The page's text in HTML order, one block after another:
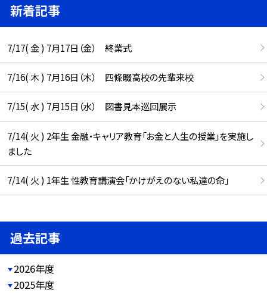
新着記事
7/17( 金 ) 7月17日（金） 終業式
7/16( 木 ) 7月16日（木） 四條畷高校の先輩来校
7/15( 水 ) 7月15日（水） 図書見本巡回展示
7/14( 火 ) 2年生 金融・キャリア教育「お金と人生の授業」を実施し
ました
7/14( 火 ) 1年生 性教育講演会「かけがえのない私達の命」
過去記事
2026年度
2025年度